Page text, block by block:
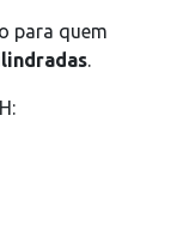
para quem
.